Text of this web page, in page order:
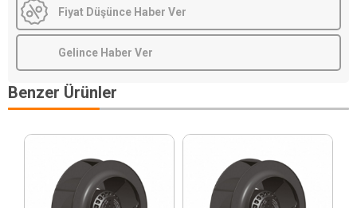
Fiyat Düşünce Haber Ver
Gelince Haber Ver
Benzer Ürünler